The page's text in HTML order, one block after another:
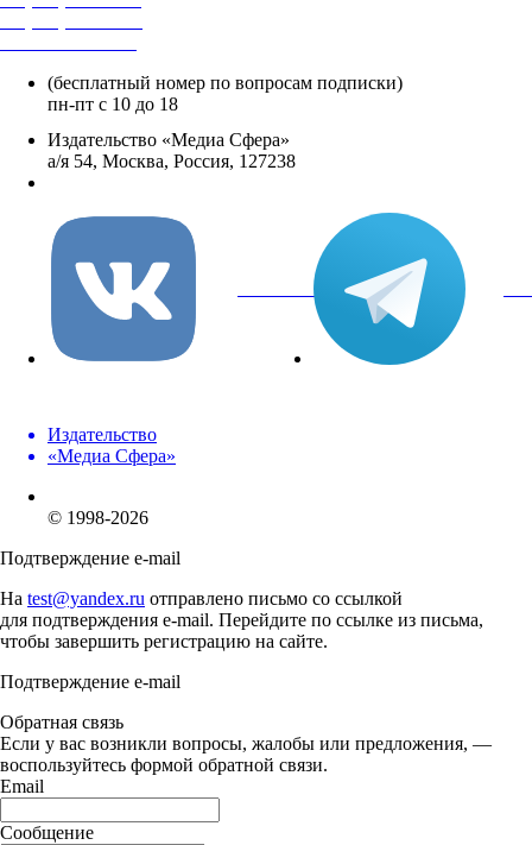
(бесплатный номер по вопросам подписки)
пн-пт с 10 до 18
Издательство «Медиа Сфера»
а/я 54, Москва, Россия, 127238
вКонтакте
Издательство
«Медиа Сфера»
© 1998-2026
Подтверждение e-mail
На test@yandex.ru отправлено письмо со ссылкой
для подтверждения e-mail. Перейдите по ссылке из письма,
чтобы завершить регистрацию на сайте.
Подтверждение e-mail
Обратная связь
Если у вас возникли вопросы, жалобы или предложения, —
воспользуйтесь формой обратной связи.
Email
Сообщение